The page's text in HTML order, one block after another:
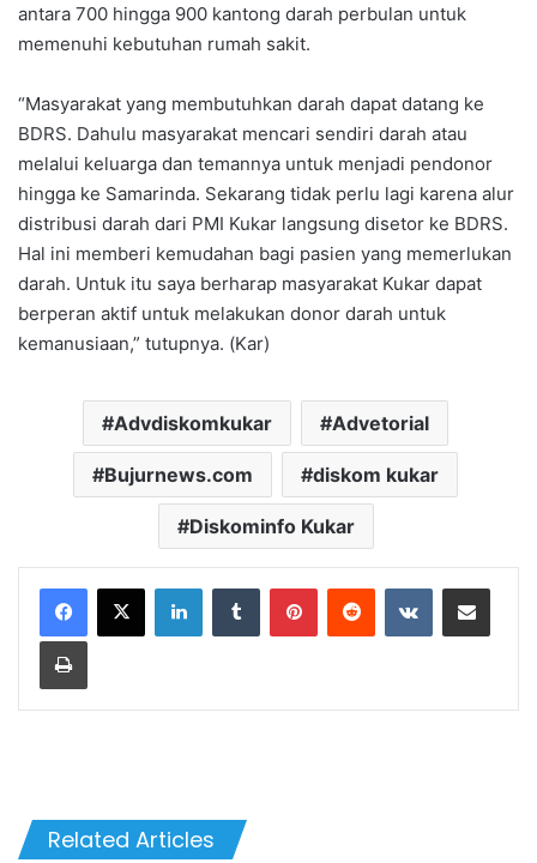
antara 700 hingga 900 kantong darah perbulan untuk
memenuhi kebutuhan rumah sakit.
“Masyarakat yang membutuhkan darah dapat datang ke
BDRS. Dahulu masyarakat mencari sendiri darah atau
melalui keluarga dan temannya untuk menjadi pendonor
hingga ke Samarinda. Sekarang tidak perlu lagi karena alur
distribusi darah dari PMI Kukar langsung disetor ke BDRS.
Hal ini memberi kemudahan bagi pasien yang memerlukan
darah. Untuk itu saya berharap masyarakat Kukar dapat
berperan aktif untuk melakukan donor darah untuk
kemanusiaan,” tutupnya. (Kar)
Advdiskomkukar Advetorial
Bujurnews.com diskom kukar
Diskominfo Kukar
LinkedInTumblr PinterestReddit VKontakteShare via Email
Print
Related Articles